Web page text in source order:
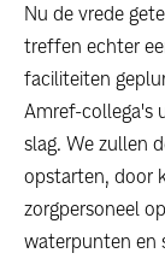
Nu de vrede
treffen echter
faciliteiten
Amref-collega's
slag. We zullen
opstarten, door
zorgpersoneel
waterpunten en